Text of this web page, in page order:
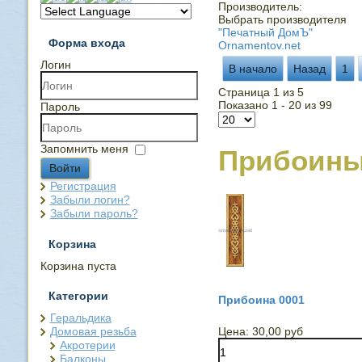
Форма входа
Логин
Пароль
Запомнить меня
Войти
Регистрация
Забыли логин?
Забыли пароль?
Корзина
Корзина пуста
Категории
Геральдика
Домовая резьба
Акротерии
Балконы
Производитель:
Выбрать производителя
"Печатный ДомЪ"
Ornamentov.net
В начало
Назад 1
Страница 1 из 5
Показано 1 - 20 из 99
Прибоина 0001
Цена: 30,00 руб